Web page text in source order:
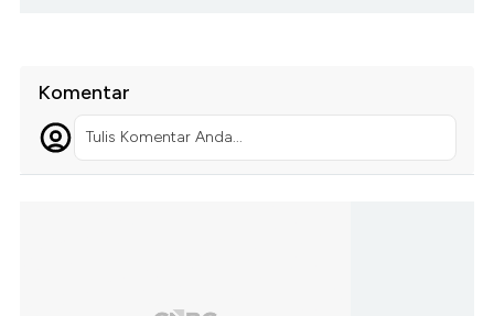
Komentar
Tulis Komentar Anda...